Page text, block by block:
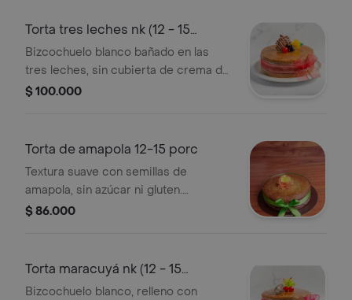
naranja deshidratada. verificar
impreso en el empaque.
Torta tres leches nk (12 - 15
porciones)
Bizcochuelo blanco bañado en las
tres leches, sin cubierta de crema de
leche, relleno con salsa de mora;
refrigerado. verificar tamano del
producto impreso en el empaque.
$ 100.000
Torta de amapola 12-15 porc
Textura suave con semillas de
amapola, sin azúcar ni gluten.
elaborada a base de harina de
producto impreso en el empaque.
$ 86.000
Torta maracuyá nk (12 - 15
porciones)
Bizcochuelo blanco, relleno con